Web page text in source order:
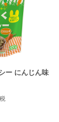
ー にんじん味